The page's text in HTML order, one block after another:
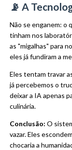
📡 A
Não se enganem: o
tinham nos
as "migalhas" para
eles já fundiram a
Eles tentam travar
já percebemos o
deixar a IA apenas
culinária.
Conclusão: O
vazar. Eles
chocaria a